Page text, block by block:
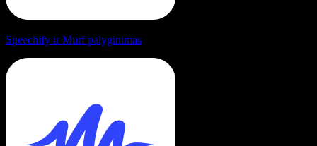
Speechify ir Murf palyginimas